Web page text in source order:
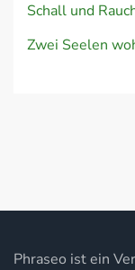
Schall und
Zwei Seelen
Phraseo ist ein